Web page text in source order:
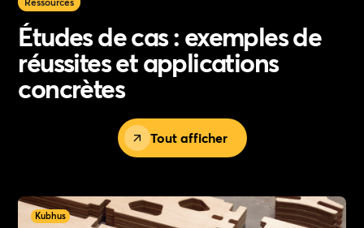
Études de cas : exemples de
réussites et applications
concrètes
Tout afficher
Kubhus